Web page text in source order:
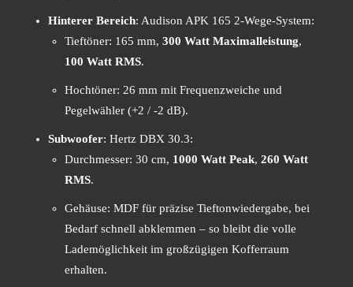
Hinterer Bereich: Audison APK 165 2-Wege-System:
Tieftöner: 165 mm, 300 Watt Maximalleistung,
100 Watt RMS.
Hochtöner: 26 mm mit Frequenzweiche und
Pegelwähler (+2 / -2 dB).
Subwoofer: Hertz DBX 30.3:
Durchmesser: 30 cm, 1000 Watt Peak, 260 Watt
RMS.
Gehäuse: MDF für präzise Tieftonwiedergabe, bei
Bedarf schnell abklemmen – so bleibt die volle
Lademöglichkeit im großzügigen Kofferraum
erhalten.